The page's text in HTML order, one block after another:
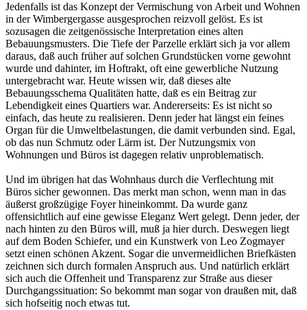
Jedenfalls ist das Konzept der Vermischung von Arbeit und Wohnen
in der Wimbergergasse ausgesprochen reizvoll gelöst. Es ist
sozusagen die zeitgenössische Interpretation eines alten
Bebauungsmusters. Die Tiefe der Parzelle erklärt sich ja vor allem
daraus, daß auch früher auf solchen Grundstücken vorne gewohnt
wurde und dahinter, im Hoftrakt, oft eine gewerbliche Nutzung
untergebracht war. Heute wissen wir, daß dieses alte
Bebauungsschema Qualitäten hatte, daß es ein Beitrag zur
Lebendigkeit eines Quartiers war. Andererseits: Es ist nicht so
einfach, das heute zu realisieren. Denn jeder hat längst ein feines
Organ für die Umweltbelastungen, die damit verbunden sind. Egal,
ob das nun Schmutz oder Lärm ist. Der Nutzungsmix von
Wohnungen und Büros ist dagegen relativ unproblematisch.
Und im übrigen hat das Wohnhaus durch die Verflechtung mit
Büros sicher gewonnen. Das merkt man schon, wenn man in das
äußerst großzügige Foyer hineinkommt. Da wurde ganz
offensichtlich auf eine gewisse Eleganz Wert gelegt. Denn jeder, der
nach hinten zu den Büros will, muß ja hier durch. Deswegen liegt
auf dem Boden Schiefer, und ein Kunstwerk von Leo Zogmayer
setzt einen schönen Akzent. Sogar die unvermeidlichen Briefkästen
zeichnen sich durch formalen Anspruch aus. Und natürlich erklärt
sich auch die Offenheit und Transparenz zur Straße aus dieser
Durchgangssituation: So bekommt man sogar von draußen mit, daß
sich hofseitig noch etwas tut.